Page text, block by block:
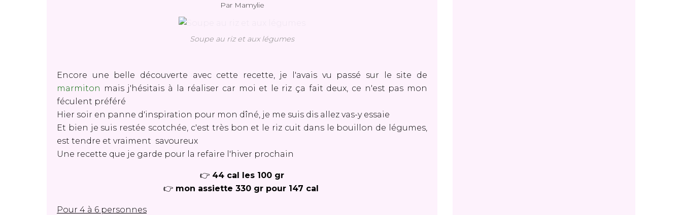
Par Mamylie
Soupe au riz et aux légumes
Encore une belle découverte avec cette recette, je l'avais vu passé sur le site de
marmiton mais j'hésitais à la réaliser car moi et le riz ça fait deux, ce n'est pas mon
féculent préféré
Hier soir en panne d'inspiration pour mon dîné, je me suis dis allez vas-y essaie
Et bien je suis restée scotchée, c'est très bon et le riz cuit dans le bouillon de légumes,
est tendre et vraiment savoureux
Une recette que je garde pour la refaire l'hiver prochain
👉 44 cal les 100 gr
👉 mon assiette 330 gr pour 147 cal
Pour 4 à 6 personnes